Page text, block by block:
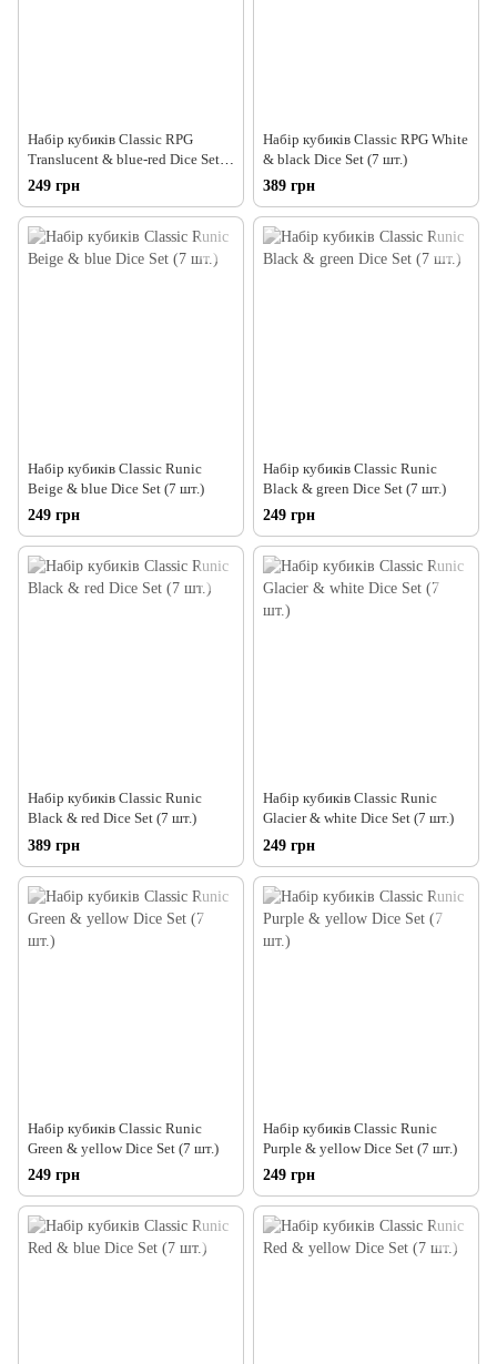
Набір кубиків Classic RPG
Translucent & blue-red Dice Set
(7 шт.)
249 грн
Набір кубиків Classic RPG White
& black Dice Set (7 шт.)
389 грн
Набір кубиків Classic Runic
Beige & blue Dice Set (7 шт.)
249 грн
Набір кубиків Classic Runic
Black & green Dice Set (7 шт.)
249 грн
Набір кубиків Classic Runic
Black & red Dice Set (7 шт.)
389 грн
Набір кубиків Classic Runic
Glacier & white Dice Set (7 шт.)
249 грн
Набір кубиків Classic Runic
Green & yellow Dice Set (7 шт.)
249 грн
Набір кубиків Classic Runic
Purple & yellow Dice Set (7 шт.)
249 грн